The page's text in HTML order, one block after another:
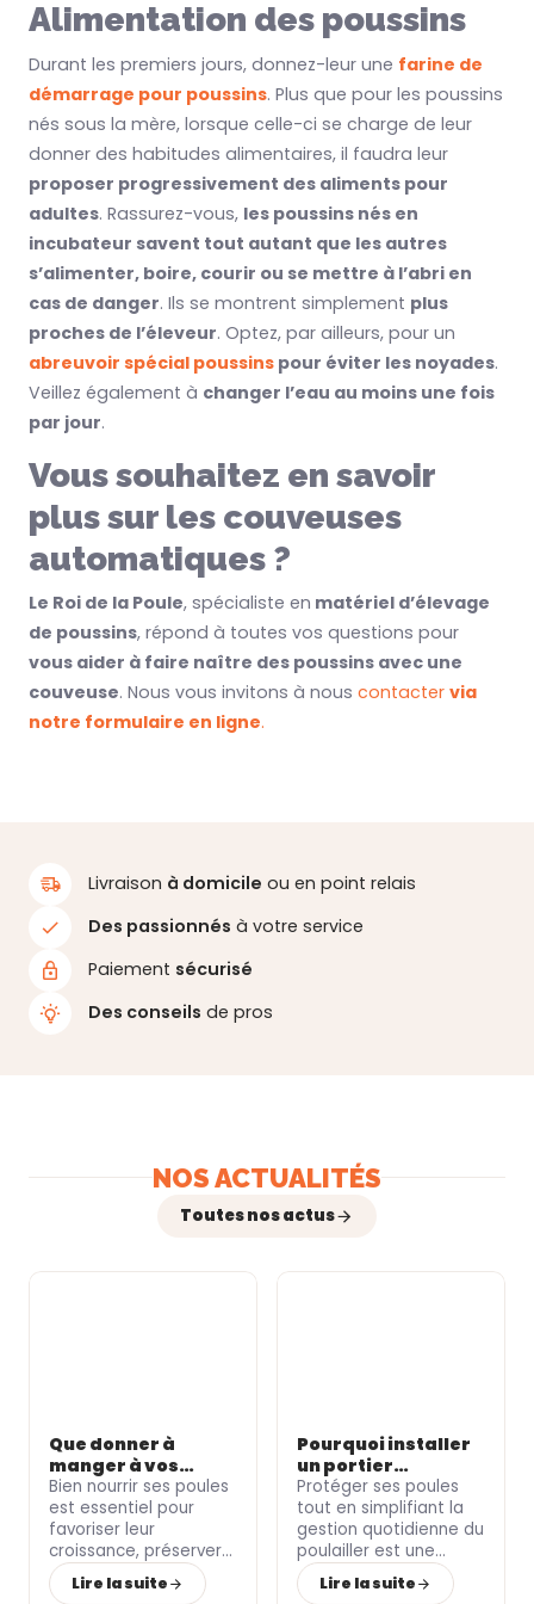
Alimentation des poussins
Durant les premiers jours, donnez-leur une farine de
démarrage pour poussins. Plus que pour les poussins
nés sous la mère, lorsque celle-ci se charge de leur
donner des habitudes alimentaires, il faudra leur
proposer progressivement des aliments pour
adultes. Rassurez-vous, les poussins nés en
incubateur savent tout autant que les autres
s’alimenter, boire, courir ou se mettre à l’abri en
cas de danger. Ils se montrent simplement plus
proches de l’éleveur. Optez, par ailleurs, pour un
abreuvoir spécial poussins pour éviter les noyades.
Veillez également à changer l’eau au moins une fois
par jour.
Vous souhaitez en savoir
plus sur les couveuses
automatiques ?
Le Roi de la Poule, spécialiste en matériel d’élevage
de poussins, répond à toutes vos questions pour
vous aider à faire naître des poussins avec une
couveuse. Nous vous invitons à nous contacter via
notre formulaire en ligne.
Livraison à domicile ou en point relais
Des passionnés à votre service
Paiement sécurisé
Des conseils de pros
NOS ACTUALITÉS
Toutes nos actus
Que donner à
manger à vos
poules selon leur
âge ?
Bien nourrir ses poules
est essentiel pour
favoriser leur
croissance, préserver
leursanté
et soutenir
uneponte de qualité
Lire la suite
Pourquoi installer
un portier
automatique pour
votre poulailler ?
Protéger ses poules
tout en simplifiant la
gestion quotidienne du
poulailler est une
priorité pour de
nombreuxparticuliers
Lire la suite